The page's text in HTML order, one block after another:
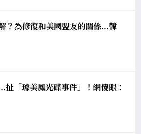
？為修復和美國盟友的關係...韓
扯「璩美鳳光碟事件」！網傻眼：